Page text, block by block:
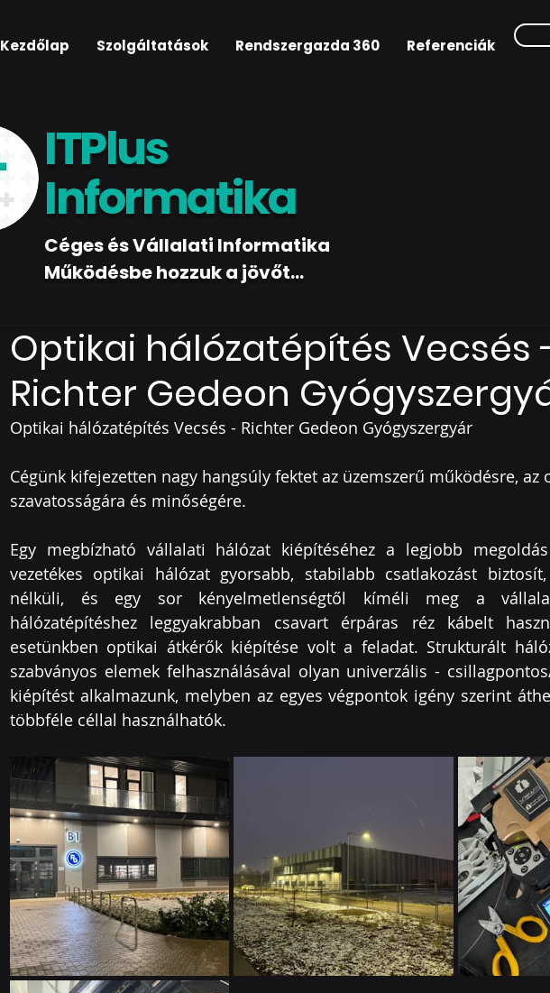
Kezdőlap Szolgáltatások Rendszergazda 360 Referenciák
ITPlus
Informatika
Céges és Vállalati Informatika
Működésbe hozzuk a jövőt...
Optikai hálózatépítés Vecsés
Richter Gedeon
Optikai hálózatépítés Vecsés - Richter Gedeon Gyógyszergyár
Cégünk kifejezetten nagy hangsúly fektet az üzemszerű működésre, az
szavatosságára és minőségére.
Egy megbízható vállalati hálózat kiépítéséhez a legjobb
vezetékes optikai hálózat gyorsabb, stabilabb csatlakozást
nélküli, és egy sor kényelmetlenségtől kíméli meg a
hálózatépítéshez leggyakrabban csavart érpáras réz kábelt
esetünkben optikai átkérők kiépítése volt a feladat. Strukturált
szabványos elemek felhasználásával olyan univerzális -
kiépítést alkalmazunk, melyben az egyes végpontok igény szerint
többféle céllal használhatók.